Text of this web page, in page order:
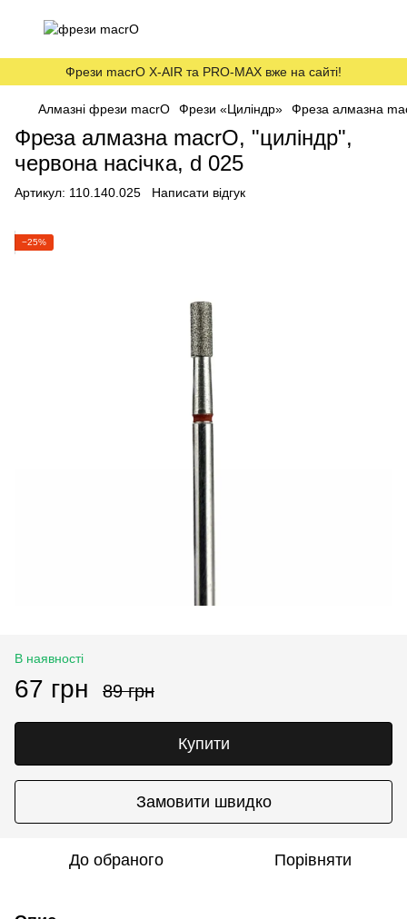
Фрези macrO X-AIR та PRO-MAX вже на сайті!
Алмазні фрези macrO Фрези «Циліндр» Фреза алмазна
Фреза алмазна macrO, "циліндр",
червона насічка, d 025
Артикул: 110.140.025 Написати відгук
−25%
В наявності
67 грн 89 грн
Купити
Замовити швидко
До обраного Порівняти